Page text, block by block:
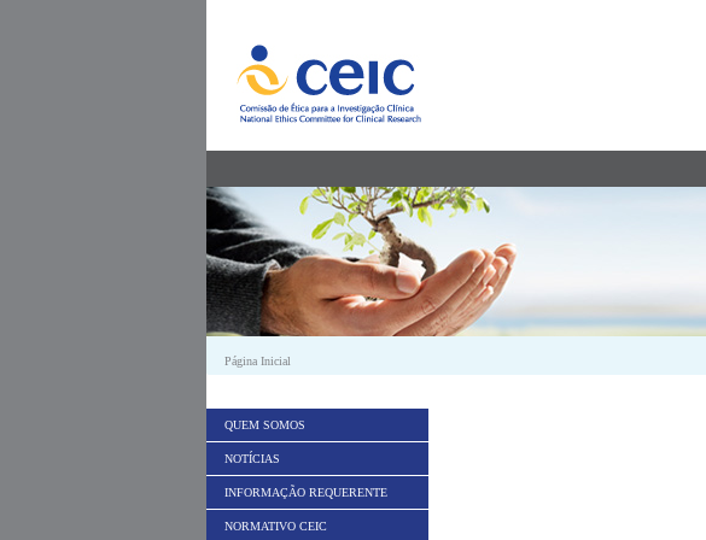
Página Inicial
QUEM SOMOS
NOTÍCIAS
INFORMAÇÃO REQUERENTE
NORMATIVO CEIC